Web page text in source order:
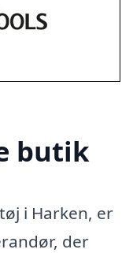
butik
i Harken, er
der